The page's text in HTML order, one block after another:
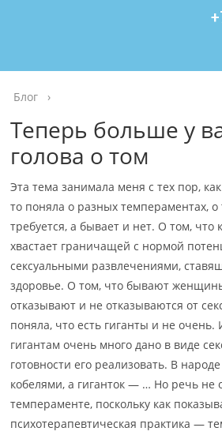
Блог ›
Теперь больше у
голова о том
Эта тема занимала меня с тех пор,
то поняла о разных темпераментах, о
требуется, а бывает и нет. О том, что
хвастает граничащей с нормой
сексуальными развлечениями,
здоровье. О том, что бывают
отказывают и не отказываются от
поняла, что есть гиганты и не очень.
гигантам очень много дано в виде
готовности его реализовать. В
кобелями, а гиганток — … Но речь не
темпераменте, поскольку как
психотерапевтическая практика —